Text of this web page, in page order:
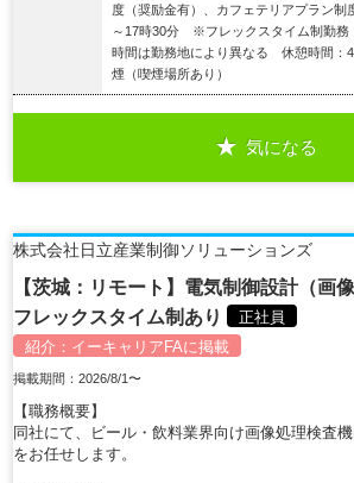
度（奨励金有）、カフェテリアプラン制
～17時30分 ※フレックスタイム制勤務
時間は勤務地により異なる 休憩時間：
煙（喫煙場所あり）
気になる
株式会社日立産業制御ソリューションズ
【茨城：リモート】電気制御設計（
フレックスタイム制あり
正社員
紹介： イーキャリアFAに掲載
掲載期間：2026/8/1〜
【職務概要】
同社にて、ビール・飲料業界向け画像処理検査
をお任せします。